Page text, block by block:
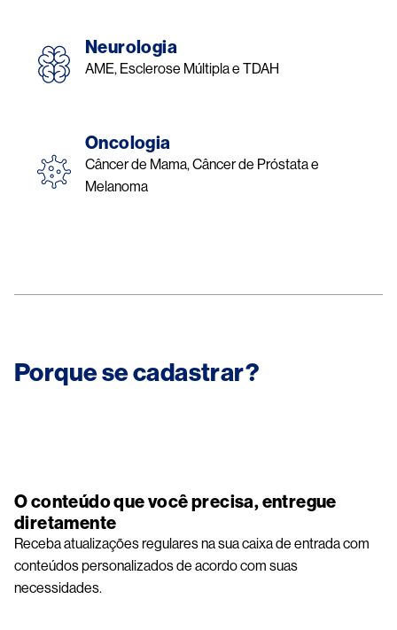
Neurologia
AME, Esclerose Múltipla e TDAH
Oncologia
Câncer de Mama, Câncer de Próstata e
Melanoma
Porque se cadastrar?
O conteúdo que você precisa, entregue
diretamente
Receba atualizações regulares na sua caixa de entrada com
conteúdos personalizados de acordo com suas
necessidades.